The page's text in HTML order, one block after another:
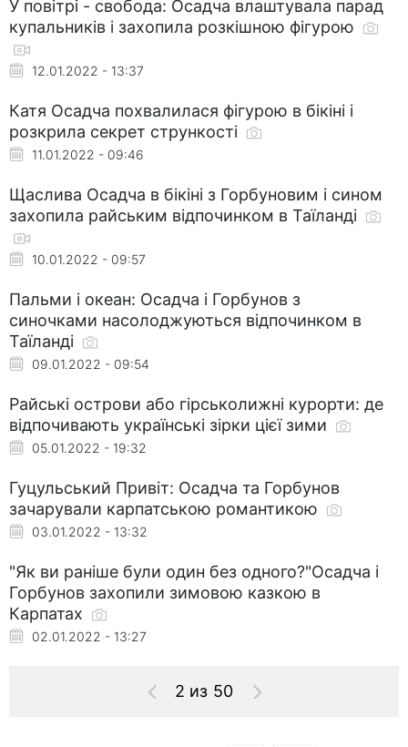
У повітрі - свобода: Осадча влаштувала парад
купальників і захопила розкішною фігурою
12.01.2022 - 13:37
Катя Осадча похвалилася фігурою в бікіні і
розкрила секрет стрункості
11.01.2022 - 09:46
Щаслива Осадча в бікіні з Горбуновим і сином
захопила райським відпочинком в Таїланді
10.01.2022 - 09:57
Пальми і океан: Осадча і Горбунов з
синочками насолоджуються відпочинком в
Таїланді
09.01.2022 - 09:54
Райські острови або гірськолижні курорти: де
відпочивають українські зірки цієї зими
05.01.2022 - 19:32
Гуцульський Привіт: Осадча та Горбунов
зачарували карпатською романтикою
03.01.2022 - 13:32
"Як ви раніше були один без одного?"Осадча і
Горбунов захопили зимовою казкою в
Карпатах
02.01.2022 - 13:27
2 из 50